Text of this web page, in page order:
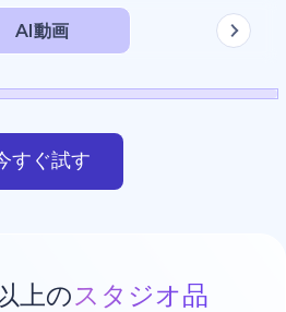
AI動画
すぐ試す
上のスタジオ品